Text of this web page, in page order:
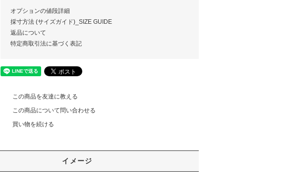
オプションの値段詳細
採寸方法 (サイズガイド)_SIZE GUIDE
返品について
特定商取引法に基づく表記
この商品を友達に教える
この商品について問い合わせる
買い物を続ける
イメージ